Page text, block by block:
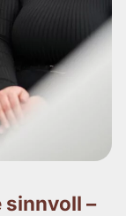
sinnvoll –